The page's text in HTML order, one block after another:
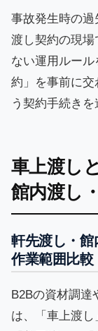
事故発生時の
渡し契約の現
ない運用ルー
約」を事前に
う契約手続きを
車上渡し
館内渡し
軒先渡し・
作業範囲比較
B2Bの資材調達
は、「車上渡し